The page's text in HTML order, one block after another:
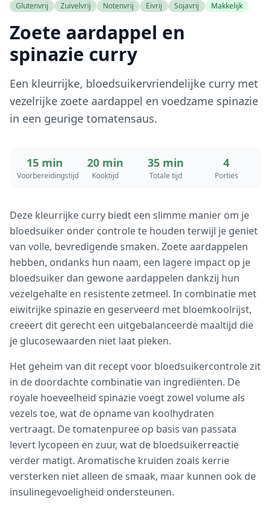
Glutenvrij
Zuivelvrij Notenvrij Eivrij Sojavrij Makkelijk
Zoete aardappel en
spinazie curry
Een kleurrijke, bloedsuikervriendelijke curry met
vezelrijke zoete aardappel en voedzame spinazie
in een geurige tomatensaus.
15 min
Voorbereidingstijd
20 min
Kooktijd
35 min
Totale tijd
4
Porties
Deze kleurrijke curry biedt een slimme manier om je
bloedsuiker onder controle te houden terwijl je geniet
van volle, bevredigende smaken. Zoete aardappelen
hebben, ondanks hun naam, een lagere impact op je
bloedsuiker dan gewone aardappelen dankzij hun
vezelgehalte en resistente zetmeel. In combinatie met
eiwitrijke spinazie en geserveerd met bloemkoolrijst,
creëert dit gerecht een uitgebalanceerde maaltijd die
je glucosewaarden niet laat pieken.
Het geheim van dit recept voor bloedsuikercontrole zit
in de doordachte combinatie van ingrediënten. De
royale hoeveelheid spinazie voegt zowel volume als
vezels toe, wat de opname van koolhydraten
vertraagt. De tomatenpuree op basis van passata
levert lycopeen en zuur, wat de bloedsuikerreactie
verder matigt. Aromatische kruiden zoals kerrie
versterken niet alleen de smaak, maar kunnen ook de
insulinegevoeligheid ondersteunen.